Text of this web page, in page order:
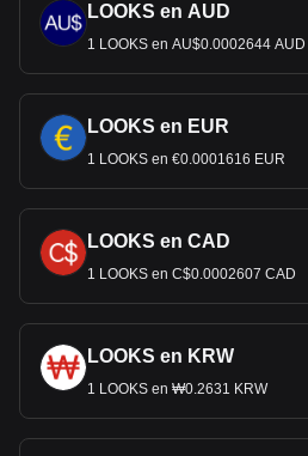
LOOKS en AUD
1 LOOKS en AU$0.0002644 AUD
LOOKS en EUR
1 LOOKS en €0.0001616 EUR
LOOKS en CAD
1 LOOKS en C$0.0002607 CAD
LOOKS en KRW
1 LOOKS en ₩0.2631 KRW